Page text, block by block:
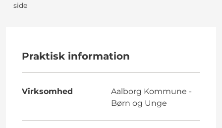
side
Praktisk information
Virksomhed
Aalborg Kommune -
Børn og Unge